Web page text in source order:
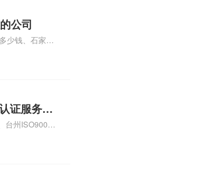
公司
少钱、石家庄
认证费用大概
证服务怎
台州ISO9000
、CE认证怎